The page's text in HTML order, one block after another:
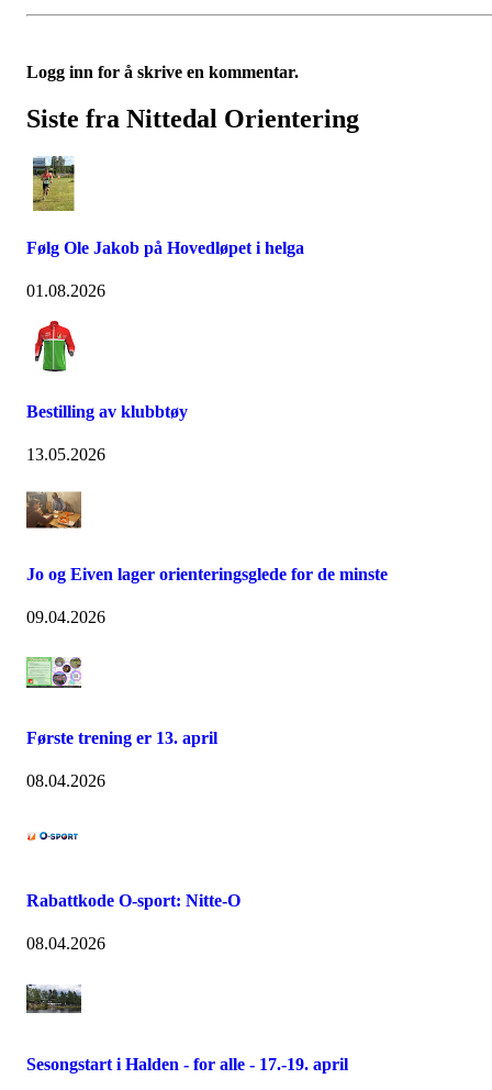
Logg inn for å skrive en kommentar.
Siste fra Nittedal Orientering
Følg Ole Jakob på Hovedløpet i helga
01.08.2026
Bestilling av klubbtøy
13.05.2026
Jo og Eiven lager orienteringsglede for de minste
09.04.2026
Første trening er 13. april
08.04.2026
Rabattkode O-sport: Nitte-O
08.04.2026
Sesongstart i Halden - for alle - 17.-19. april